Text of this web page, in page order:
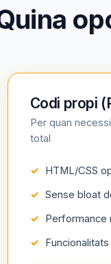
Codi propi
Per quan
total
HTML/CSS
Sense bloat
Performance